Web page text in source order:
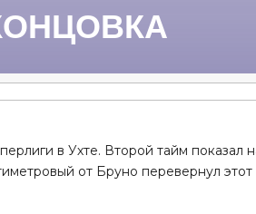
в Ухте. Второй тайм показал
от Бруно перевернул этот